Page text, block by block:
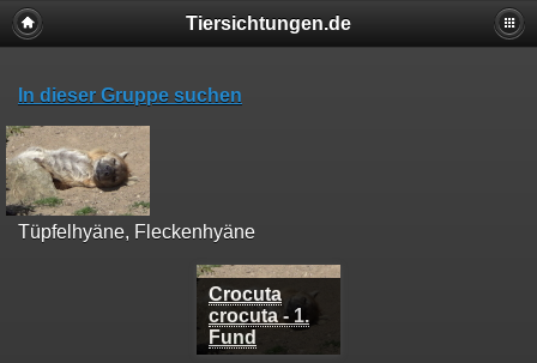
Tiersichtungen.de
In dieser Gruppe suchen
Tüpfelhyäne, Fleckenhyäne
Crocuta
crocuta - 1.
Fund